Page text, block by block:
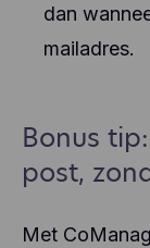
dan
mailadres.
Bonus
post,
Met